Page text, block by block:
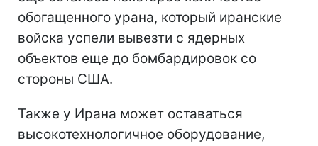
обогащенного урана, который иранские
войска успели вывезти с ядерных
объектов еще до бомбардировок со
стороны США.
Также у Ирана может оставаться
высокотехнологичное оборудование,